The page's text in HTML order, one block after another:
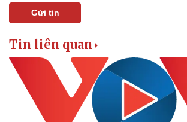
Thể thao
Thế giới thể thao
eSports
Hậu trường
Gửi tin
Tin liên quan